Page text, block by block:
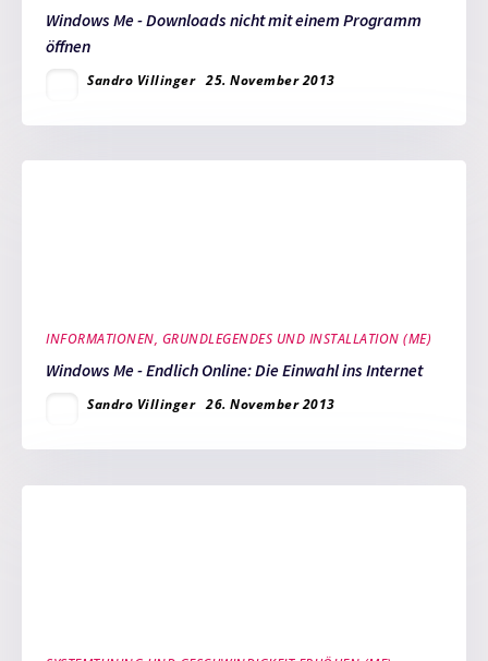
Windows Me - Downloads nicht mit einem Programm
öffnen
Sandro Villinger 25. November 2013
INFORMATIONEN, GRUNDLEGENDES UND INSTALLATION (ME)
Windows Me - Endlich Online: Die Einwahl ins Internet
Sandro Villinger 26. November 2013